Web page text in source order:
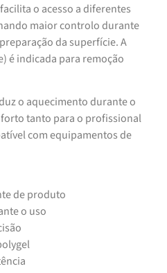
o acesso a diferentes
maior controlo durante
da superfície. A
é indicada para remoção
o aquecimento durante o
tanto para o profissional
com equipamentos de
de produto
o uso